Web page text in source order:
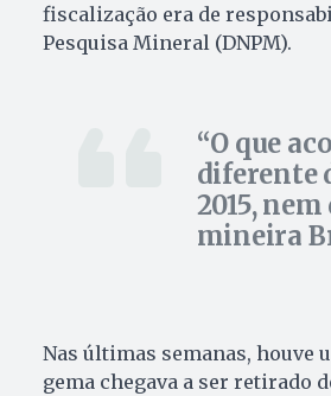
fiscalização era de
Pesquisa Mineral (DNPM).
O que
diferente
2015,
mineira
Nas últimas semanas, houve
gema chegava a ser retirado